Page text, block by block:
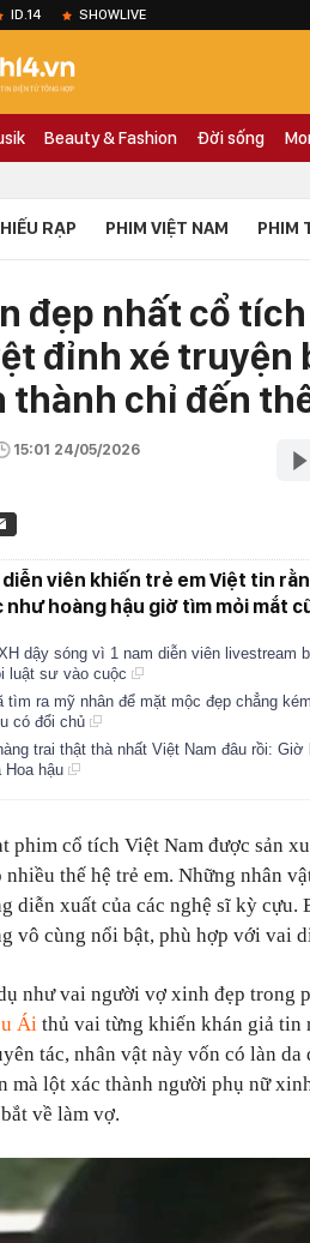
ID.14 SHOWLIVE
Beauty & Fashion Đời sống
RẠP PHIM VIỆT NAM PHIM
đẹp nhất cổ
đỉnh xé truyện
thành chỉ đến
15:01 24/05/2026
diễn viên khiến trẻ em Việt tin
như hoàng hậu giờ tìm mỏi mắt
dậy sóng vì 1 nam diễn viên livestream
luật sư vào cuộc
tìm ra mỹ nhân để mặt mộc đẹp chẳng
có đổi chủ
trai thật thà nhất Việt Nam đâu rồi:
Hoa hậu
phim cổ tích Việt Nam được sản
nhiều thế hệ trẻ em. Những nhân
diễn xuất của các nghệ sĩ kỳ cựu.
vô cùng nổi bật, phù hợp với vai
như vai người vợ xinh đẹp trong
Ái thủ vai từng khiến khán giả tin
tác, nhân vật này vốn có làn
mà lột xác thành người phụ nữ
về làm vợ.